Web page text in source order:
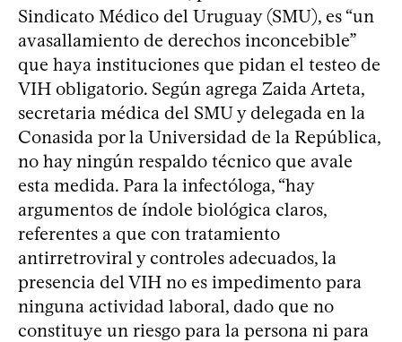
Sindicato Médico del Uruguay (SMU), es “un
avasallamiento de derechos inconcebible”
que haya instituciones que pidan el testeo de
VIH obligatorio. Según agrega Zaida Arteta,
secretaria médica del SMU y delegada en la
Conasida por la Universidad de la República,
no hay ningún respaldo técnico que avale
esta medida. Para la infectóloga, “hay
argumentos de índole biológica claros,
referentes a que con tratamiento
antirretroviral y controles adecuados, la
presencia del VIH no es impedimento para
ninguna actividad laboral, dado que no
constituye un riesgo para la persona ni para